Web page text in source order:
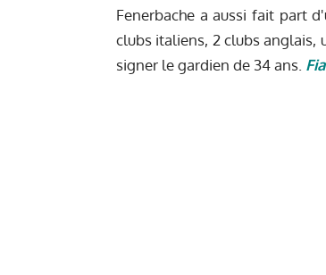
Fenerbache a aussi fait part
clubs italiens, 2 clubs
signer le gardien de 34 ans.